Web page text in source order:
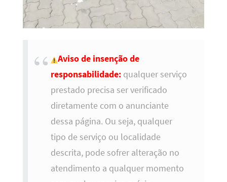
Aviso de insenção de
responsabilidade:qualquer serviço
prestado precisa ser verificado
diretamente com o anunciante
dessa página. Ou seja, qualquer
tipo de serviço ou localidade
descrita, pode sofrer alteração no
atendimento a qualquer momento